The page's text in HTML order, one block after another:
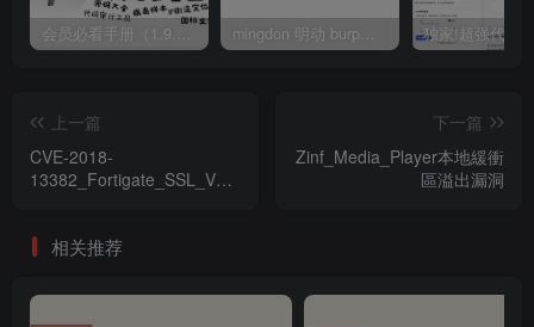
会员必看手册（1.9.0版本 26.4.5更新） mingdon 明动 burp插件0.2.6版本 本地时间校验去除版
上一篇
CVE-2018-
13382_Fortigate_SSL_VPN_
下一篇
Zinf_Media_Player本地緩衝
區溢出漏洞
相关推荐